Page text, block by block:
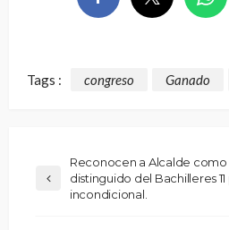
Tags : congreso Ganado
Reconocen a Alcalde
distinguido del Bachilleres
incondicional.